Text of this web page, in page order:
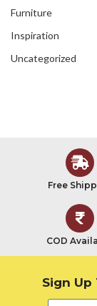
Furniture
Inspiration
Uncategorized
Free
COD
Sign